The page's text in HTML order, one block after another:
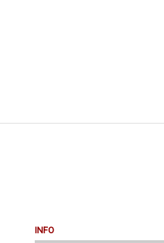
INFO